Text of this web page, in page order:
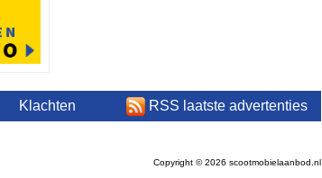
RSS laatste advertenties
Klachten
Copyright © 2026 scootmobielaanbod.nl